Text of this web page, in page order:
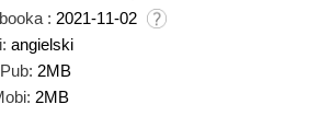
: 2021-11-02
angielski
2MB
2MB